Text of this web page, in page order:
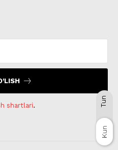
shartlari.
Kun
Kun
Tun